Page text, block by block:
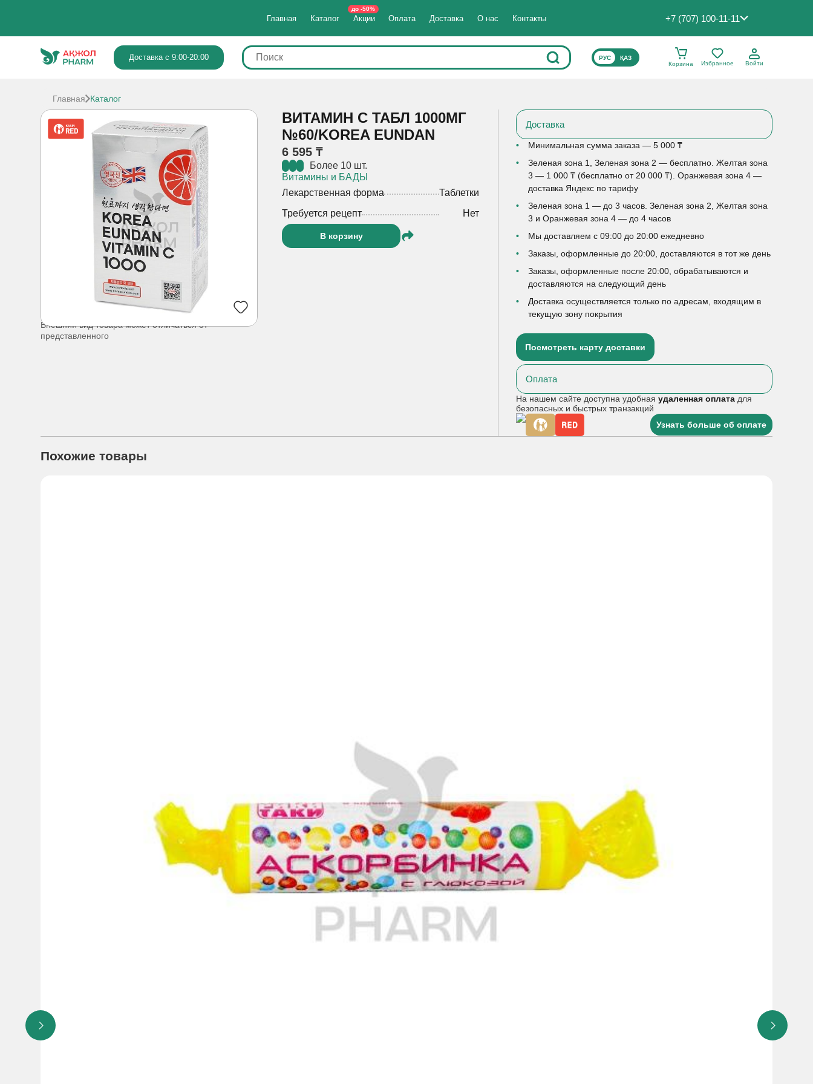
Главная Каталог Акции
до -50%
Оплата Доставка О нас Контакты +7 (707) 100-11-11
Доставка с 9:00-20:00 ВЫБЕРИТЕ ЯЗЫК САЙТА
РУС
ҚАЗ
Корзина
Избранное Войти
Главная Каталог
Внешний вид товара может отличаться от
представленного
ВИТАМИН С ТАБЛ 1000МГ
№60/KOREA EUNDAN
6 595 ₸
Более 10 шт.
Витамины и БАДЫ
Лекарственная форма
Таблетки
Требуется рецепт
Нет
В корзину
Доставка
Минимальная сумма заказа — 5 000 ₸
Зеленая зона 1, Зеленая зона 2 — бесплатно. Желтая зона
3 — 1 000 ₸ (бесплатно от 20 000 ₸). Оранжевая зона 4 —
доставка Яндекс по тарифу
Зеленая зона 1 — до 3 часов. Зеленая зона 2, Желтая зона
3 и Оранжевая зона 4 — до 4 часов
Мы доставляем с 09:00 до 20:00 ежедневно
Заказы, оформленные до 20:00, доставляются в тот же день
Заказы, оформленные после 20:00, обрабатываются и
доставляются на следующий день
Доставка осуществляется только по адресам, входящим в
текущую зону покрытия
Посмотреть карту доставки
Оплата
На нашем сайте доступна удобнаяудаленная оплата для
безопасных и быстрых транзакций
Узнать больше об оплате
Похожие товары